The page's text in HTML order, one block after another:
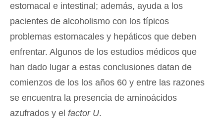
estomacal e intestinal; además, ayuda a los
pacientes de alcoholismo con los típicos
problemas estomacales y hepáticos que deben
enfrentar. Algunos de los estudios médicos que
han dado lugar a estas conclusiones datan de
comienzos de los los años 60 y entre las razones
se encuentra la presencia de aminoácidos
azufrados y el factor U.